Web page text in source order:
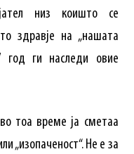
низ коишто се
здравје на „нашата
год ги наследи овие
тоа време ја сметаа
„изопаченост“. Не е за